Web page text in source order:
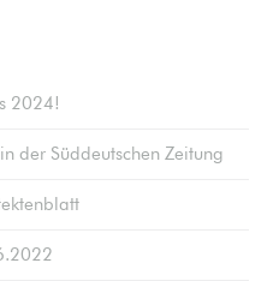
2024!
der Süddeutschen Zeitung